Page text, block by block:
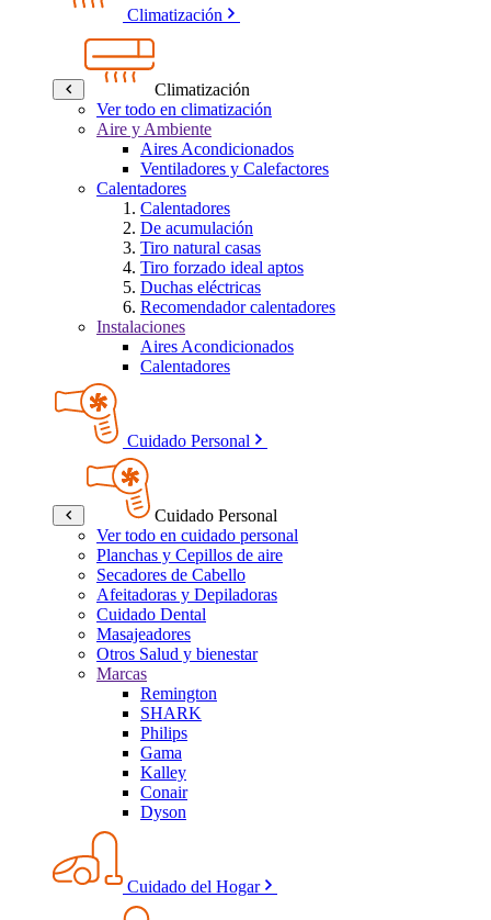
Climatización
Climatización
Ver todo en climatización
Aire y Ambiente
Aires Acondicionados
Ventiladores y Calefactores
Calentadores
Calentadores
De acumulación
Tiro natural casas
Tiro forzado ideal aptos
Duchas eléctricas
Recomendador calentadores
Instalaciones
Aires Acondicionados
Calentadores
Cuidado Personal
Cuidado Personal
Ver todo en cuidado personal
Planchas y Cepillos de aire
Secadores de Cabello
Afeitadoras y Depiladoras
Cuidado Dental
Masajeadores
Otros Salud y bienestar
Marcas
Remington
SHARK
Philips
Gama
Kalley
Conair
Dyson
Cuidado del Hogar